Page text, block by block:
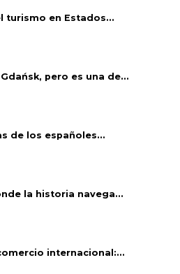
turismo en Estados...
pero es una de...
de los españoles...
la historia navega...
internacional:...